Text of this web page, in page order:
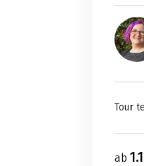
Tour
ab